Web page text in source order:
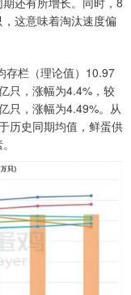
这意味着淘汰速度偏
栏（理论值）10.97
只，涨幅为4.4%，较
只，涨幅为4.49%。从
历史同期均值，鲜蛋供